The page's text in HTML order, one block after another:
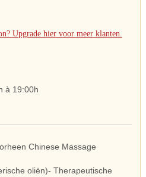
Upgrade hier voor meer klanten.
à 19:00h
Chinese Massage
oliën)- Therapeutische